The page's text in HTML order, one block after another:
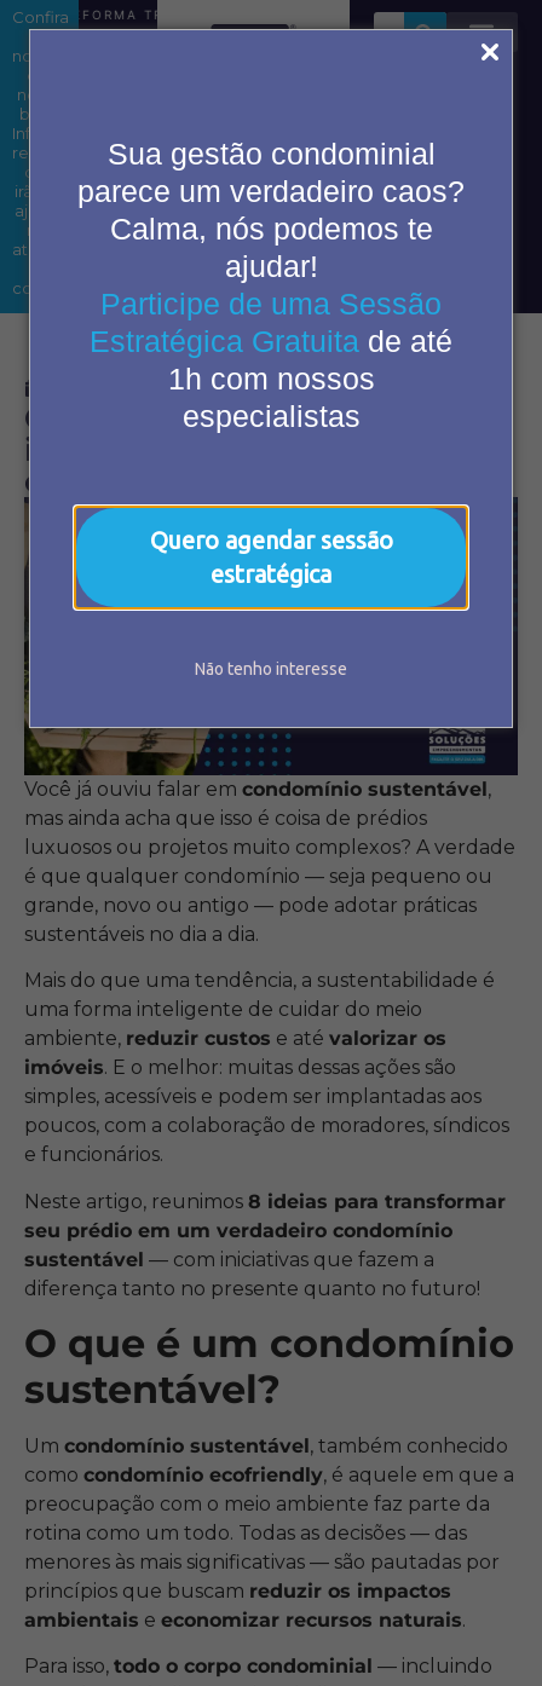
Sua gestão condominial
parece um verdadeiro caos?
Calma, nós podemos te
ajudar!
Participe de uma Sessão
Estratégica Gratuita de até
1h com nossos
especialistas
Quero agendar sessão
estratégica
Não tenho interesse
Confira
as
novidades
em
nosso
blog.
Informações
relevantes
que
irão te
ajudar
nas
atividades
cotidiano.
REFORMA TRIBUTÁRIA EM CONDOMÍNIOS: ENTENDA OS
condômino
2ª Via
de
boleto
maio 20, 2025 1:00 pm
Condomínio sustentável: 8
idéias sustentáveis para
condomínios
Você já ouviu falar em condomínio sustentável,
mas ainda acha que isso é coisa de prédios
luxuosos ou projetos muito complexos? A verdade
é que qualquer condomínio — seja pequeno ou
grande, novo ou antigo — pode adotar práticas
sustentáveis no dia a dia.
Mais do que uma tendência, a sustentabilidade é
uma forma inteligente de cuidar do meio
ambiente, reduzir custos e até valorizar os
imóveis. E o melhor: muitas dessas ações são
simples, acessíveis e podem ser implantadas aos
poucos, com a colaboração de moradores, síndicos
e funcionários.
Neste artigo, reunimos 8 ideias para transformar
seu prédio em um verdadeiro condomínio
sustentável — com iniciativas que fazem a
diferença tanto no presente quanto no futuro!
O que é um condomínio
sustentável?
Um condomínio sustentável, também conhecido
como condomínio ecofriendly, é aquele em que a
preocupação com o meio ambiente faz parte da
rotina como um todo. Todas as decisões — das
menores às mais significativas — são pautadas por
princípios que buscam reduzir os impactos
ambientais e economizar recursos naturais.
Para isso, todo o corpo condominial — incluindo